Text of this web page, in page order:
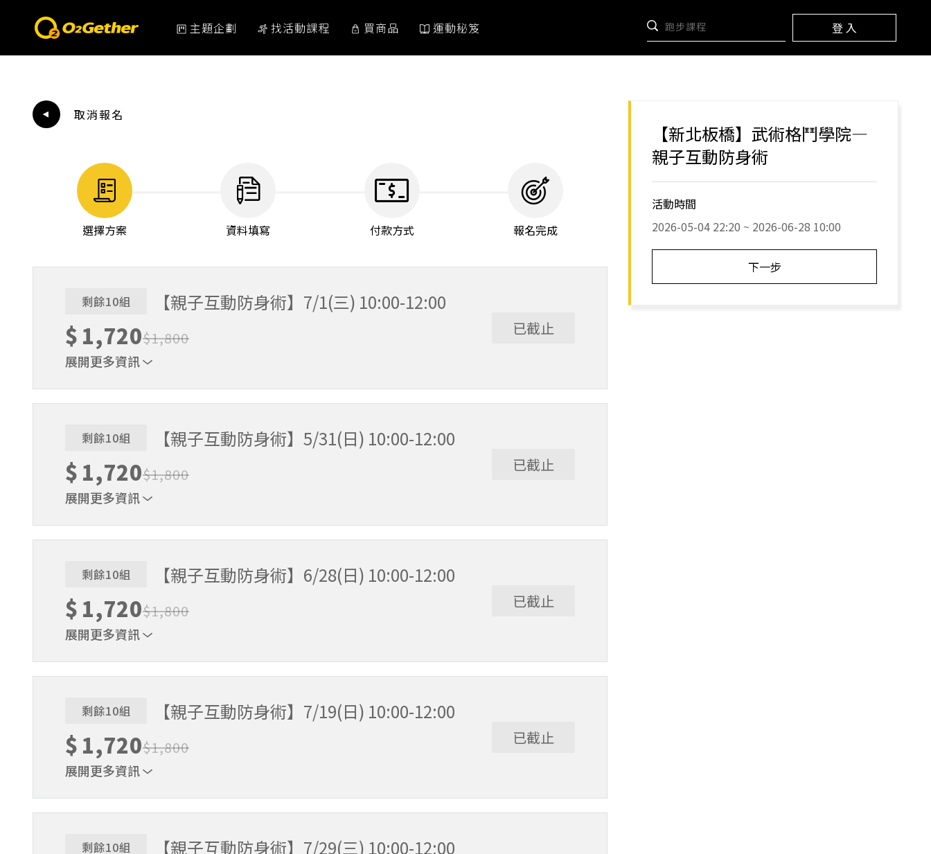
主題企劃 找活動課程 買商品 運動秘笈 登 入
取消報名
選擇方案 資料填寫 付款方式 報名完成
剩餘10組 【親子互動防身術】7/1(三) 10:00-12:00
$ 1,720$1,800
展開更多資訊
已截止
一大一小➜適合4～10歲的小學員
剩餘10組 【親子互動防身術】5/31(日) 10:00-12:00
$ 1,720$1,800
展開更多資訊
已截止
一大一小➜適合4～10歲的小學員
剩餘10組 【親子互動防身術】6/28(日) 10:00-12:00
$ 1,720$1,800
展開更多資訊
已截止
一大一小➜適合4～10歲的小學員
剩餘10組 【親子互動防身術】7/19(日) 10:00-12:00
$ 1,720$1,800
展開更多資訊
已截止
一大一小➜適合4～10歲的小學員
剩餘10組 【親子互動防身術】7/29(三) 10:00-12:00
【新北板橋】武術格鬥學院—
親子互動防身術
活動時間
2026-05-04 22:20 ~ 2026-06-28 10:00
下一步